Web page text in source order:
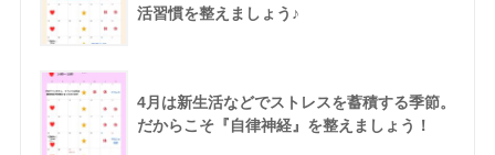
活習慣を整えましょう♪
4月は新生活などでストレスを蓄積する季節。
だからこそ『自律神経』を整えましょう！